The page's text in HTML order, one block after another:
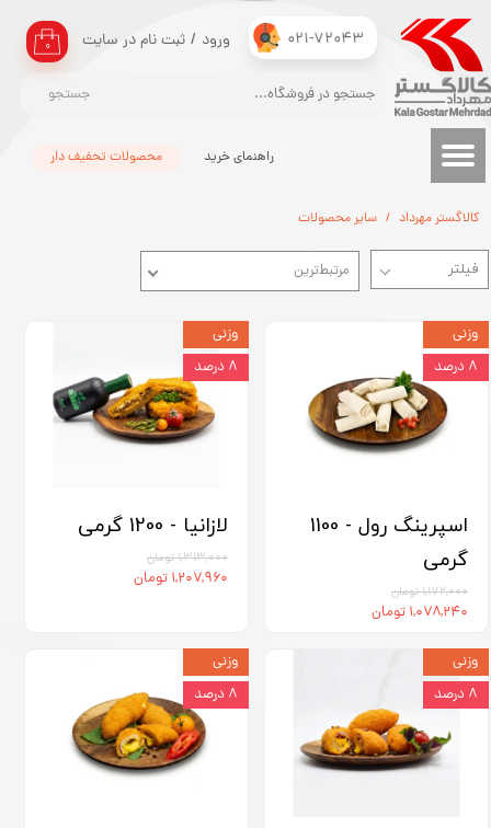
021-72043
جستجو
۰ ورود / ثبت نام در سایت
حساب کاربری من
تغییر گذر واژه
سفارشات
محصولات تحفیف دار راهنمای خرید
کالاگستر مهرداد سایر محصولات
مرتبط‌ترین
اسپرینگ رول - 1100
گرمی
۱,۱۷۲,۰۰۰ تومان
۱,۰۷۸,۲۴۰ تومان
وزنی
۸ درصد
لازانیا - 1200 گرمی
۱,۳۱۳,۰۰۰ تومان
۱,۲۰۷,۹۶۰ تومان
وزنی
۸ درصد
وزنی
۸ درصد
وزنی
۸ درصد